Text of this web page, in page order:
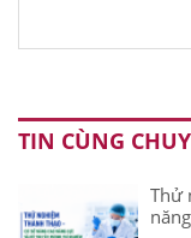
TIN CÙNG
Thử